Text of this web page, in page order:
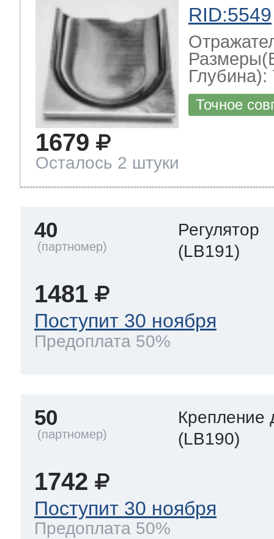
RID:5549
Глубина):
Точное
1679
Осталось 2 штуки
40
Регулятор
(LB191)
1481
Поступит 30 ноября
Предоплата 50%
50
Крепление
(LB190)
1742
Поступит 30 ноября
Предоплата 50%